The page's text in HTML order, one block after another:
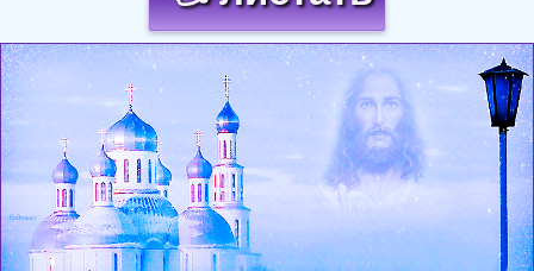
Загрузка картинки...